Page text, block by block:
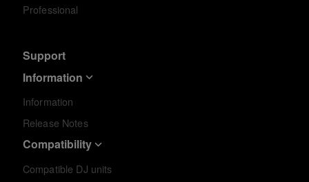
Professional
Support
Information
Information
Release Notes
Compatibility
Compatible DJ units